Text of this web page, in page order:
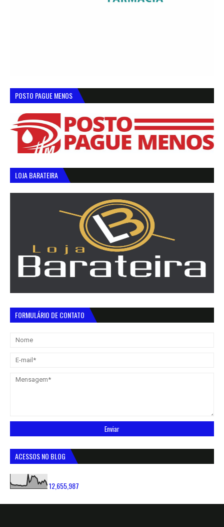
POSTO PAGUE MENOS
LOJA BARATEIRA
FORMULÁRIO DE CONTATO
ACESSOS NO BLOG
12,655,987